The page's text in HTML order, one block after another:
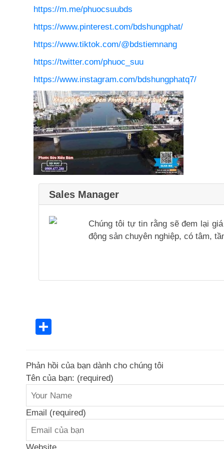
https://m.me/phuocsuubds
https://www.pinterest.com/bdshungphat/
https://www.tiktok.com/@bdstiemnang
https://twitter.com/phuoc_suu
https://www.instagram.com/bdshungphatq7/
Sales Manager
Chúng tôi tự tin rằng sẽ đem lại
động sản chuyên nghiệp, có tâm,
Phản hồi của bạn dành cho chúng tôi
Tên của bạn: (required)
Email (required)